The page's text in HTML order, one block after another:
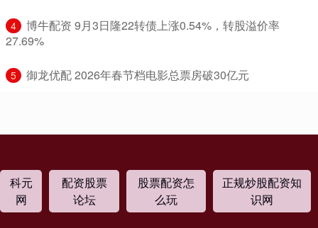
4
​博牛配资 9月3日隆22转债上涨0.54%，转股溢价率
27.69%
5 ​御龙优配 2026年春节档电影总票房破30亿元
科元
网
配资股票
论坛
股票配资怎
么玩
正规炒股配资知
识网